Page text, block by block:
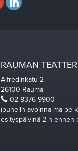
RAUMAN
Alfredinkatu 2
26100 Rauma
02 8376 9900
(puhelin avoinna ma-pe
esityspäivinä 2 h ennen